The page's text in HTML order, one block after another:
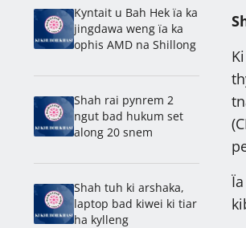
Kyntait u Bah Hek ïa ka
jingdawa weng ïa ka
ophis AMD na Shillong
Shah rai pynrem 2
ngut bad hukum set
along 20 snem
Shah tuh ki arshaka,
laptop bad kiwei ki tiar
ha kylleng